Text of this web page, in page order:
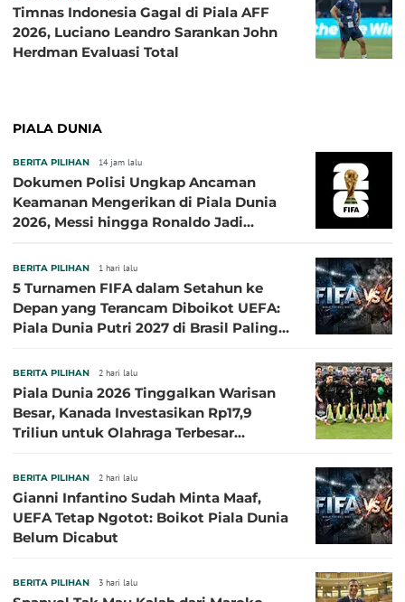
Timnas Indonesia Gagal di Piala AFF
2026, Luciano Leandro Sarankan John
Herdman Evaluasi Total
PIALA DUNIA
BERITA PILIHAN 14 jam lalu
Dokumen Polisi Ungkap Ancaman
Keamanan Mengerikan di Piala Dunia
2026, Messi hingga Ronaldo Jadi
BERITA PILIHAN 1 hari lalu
5 Turnamen FIFA dalam Setahun ke
Depan yang Terancam Diboikot UEFA:
Piala Dunia Putri 2027 di Brasil Paling
BERITA PILIHAN 2 hari lalu
Piala Dunia 2026 Tinggalkan Warisan
Besar, Kanada Investasikan Rp17,9
Triliun untuk Olahraga Terbesar
BERITA PILIHAN 2 hari lalu
Gianni Infantino Sudah Minta Maaf,
UEFA Tetap Ngotot: Boikot Piala Dunia
Belum Dicabut
BERITA PILIHAN 3 hari lalu